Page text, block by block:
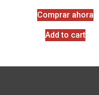
Comprar ahora
Add to cart